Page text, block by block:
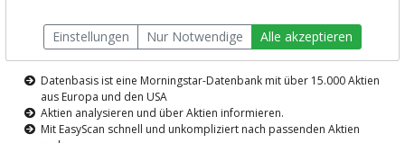
Die Aktienanalyse-Plattform von
TraderFox
Datenbasis ist eine Morningstar-Datenbank mit über 15.000 Aktien
aus Europa und den USA
Aktien analysieren und über Aktien informieren.
Mit EasyScan schnell und unkompliziert nach passenden Aktien
Einstellungen Nur Notwendige Alle akzeptieren